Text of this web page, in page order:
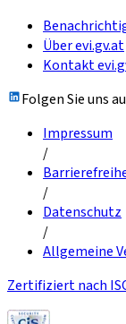
Über evi.gv.at
Kontakt
Folgen Sie uns
Impressum
/
/
Datenschutz
/
Allgemeine
Zertifiziert nach